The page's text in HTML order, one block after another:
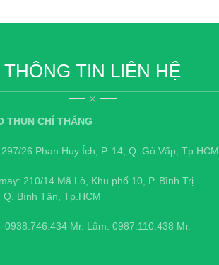
THÔNG TIN LIÊN HỆ
THUN CHÍ THẮNG
26 Phan Huy Ích, P. 14, Q. Gò Vấp, Tp.HCM
210/14 Mã Lò, Khu phố 10, P. Bình Trị
Q. Bình Tân, Tp.HCM
0938.746.434 Mr. Lâm. 0987.110.438 Mr.